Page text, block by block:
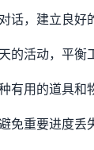
话，建立良好
的活动，平衡
有用的道具和
免重要进度丢